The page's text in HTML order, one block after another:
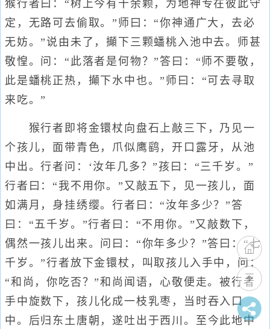
猴行者曰：“树上今有十余颗，为地神专在彼此守
定，无路可去偷取。”师曰：“你神通广大，去必
无妨。”说由未了，攧下三颗蟠桃入池中去。师甚
敬惶。问：“此落者是何物？”答曰：“师不要敬，
此是蟠桃正热，攧下水中也。”师曰：“可去寻取
来吃。”
猴行者即将金镮杖向盘石上敲三下，乃见一
个孩儿，面带青色，爪似鹰鹞，开口露牙，从池
中出。行者问：‘汝年几多？”孩曰：“三千岁。”
行者曰：“我不用你。”又敲五下，见一孩儿，面
如满月，身挂绣缨。行者曰：“汝年多少？”答
曰：“五千岁。”行者曰：“不用你。”又敲数下，
偶然一孩儿出来。问曰：“你年多少？”答曰：“七
千岁。”行者放下金镮杖，叫取孩儿入手中，问：
“和尚，你吃否？”和尚闻语，心敬便走。被行者
手中旋数下，孩儿化成一枝乳枣，当时吞入口
中。后归东土唐朝，遂吐出于西川。至今此地中